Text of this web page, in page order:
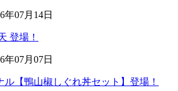
年07月14日
登場！
年07月07日
ル【鴨山椒しぐれ丼セット】登場！